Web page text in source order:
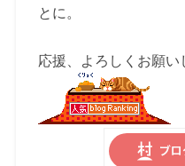
とに。
応援、よろしくお願い